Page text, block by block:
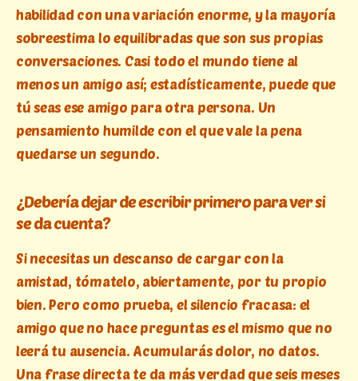
habilidad con una variación enorme, y la mayoría
sobreestima lo equilibradas que son sus propias
conversaciones. Casi todo el mundo tiene al
menos un amigo así; estadísticamente, puede que
tú seas ese amigo para otra persona. Un
pensamiento humilde con el que vale la pena
quedarse un segundo.
¿Debería dejar de escribir primero para ver si
se da cuenta?
Si necesitas un descanso de cargar con la
amistad, tómatelo, abiertamente, por tu propio
bien. Pero como prueba, el silencio fracasa: el
amigo que no hace preguntas es el mismo que no
leerá tu ausencia. Acumularás dolor, no datos.
Una frase directa te da más verdad que seis meses